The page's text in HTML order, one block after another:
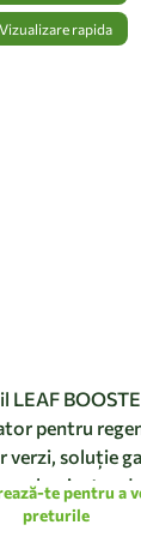
Vizualizare rapida
LEAF
pentru
verzi, soluție
pulverizator de
te pentru a
preturile